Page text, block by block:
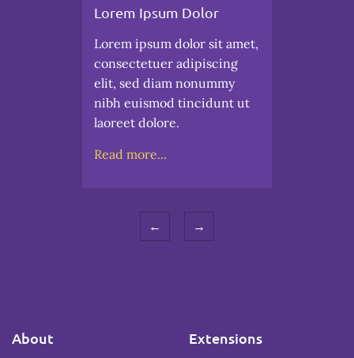
Lorem Ipsum Dolor
Lorem ipsum dolor sit amet,
consectetuer adipiscing
elit, sed diam nonummy
nibh euismod tincidunt ut
laoreet dolore.
Read more...
← →
About Extensions